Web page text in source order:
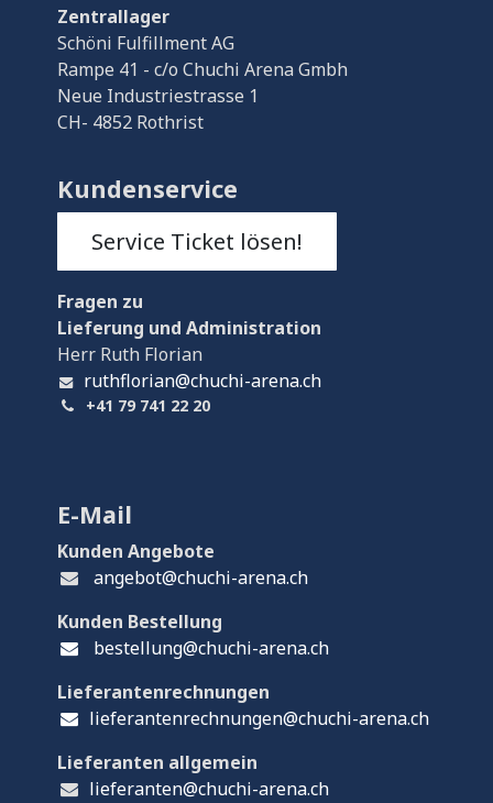
Zentrallager
Schöni Fulfillment AG
Rampe 41 - c/o Chuchi Arena Gmbh
Neue Industriestrasse 1
CH- 4852 Rothrist
Kundenservice
Service Ticket lösen!
Fragen zu
Lieferung und Administration
Herr Ruth Florian
ruthflorian@chuchi-arena.ch
+41 79 741 22 20
E-Mail
Kunden Angebote
angebot@chuchi-arena.ch
Kunden Bestellung
bestellung@chuchi-arena.ch
Lieferantenrechnungen
lieferantenrechnungen@chuchi-arena.ch
Lieferanten allgemein
lieferanten@chuchi-arena.ch